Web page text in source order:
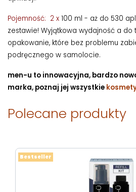
Pojemność: 2 x 100 ml - aż do 530
zestawie! Wyjątkowa wydajność a
opakowanie, które bez problemu
podręcznego w samolocie.
men-u to innowacyjna, bardzo
marka, poznaj jej wszystkie
Polecane produkty
Bestseller